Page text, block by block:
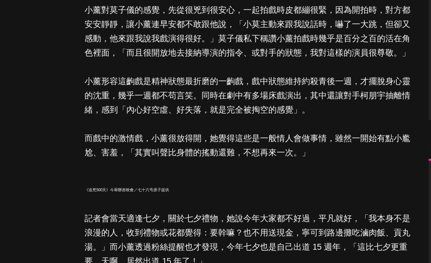
小薰對莫子儀的感覺，先從很兇到很安心，一起拍戲時皮都繃很緊，因為開拍時，對方都
安安靜靜，讓小薰連早安都不敢跟他說，「小莫主動來跟我說話時，嚇了一大跳，但卻又
感動，他來跟我說我戲演得很好。」莫子儀私下稱讚小薰拍戲時幾乎是百分之百的活在角
色裡面，「而且很開放地去接納導演的指令、或對手的狀態，我對這樣的演員很尊敬。」
小薰形容這齣戲是精神狀態最折磨的一齣戲，戲中狀態維持約殺青後一週，才擺脫身心靈
的沈重，幾乎一週都不苟言笑。同時在劇中有多場床戲演出，其中還讓對手柯朋宇抽離情
緒，感到「內心好空虛、好失落，就是完全被掏空的感覺」。
而戲中的激情戲，小薰很放得開，她覺得這些是一般情人會做事情，雖然一開始有點小尷
尬、害羞，「其實叫聲比身體的搖動還難，不想再來一次。」
《追兇500天》今舉辦首映會／七十六号原子提供
記者會當天適逢七夕，關於七夕禮物，她說今年大家都不好過，平凡就好，「我本身不是
浪漫的人，收到禮物或花都覺得：要幹嘛？也不用送現金，寧可到路邊攤吃滷肉飯、貢丸
湯。」而小薰透過粉絲提醒也才發現，今年七夕也是自己出道 15 週年，「這比七夕更重